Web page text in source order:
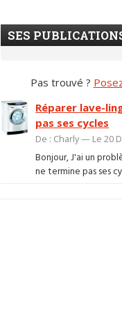
SES
Pas trouvé ?
Réparer lave-
pas ses cycles
De : Charly — Le 20
Bonjour, J'ai un
ne termine pas ses